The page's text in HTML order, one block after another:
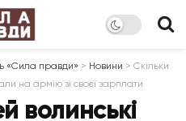
«Сила правди» > Новини > Скільки
на армію зі своєї зарплати
волинські